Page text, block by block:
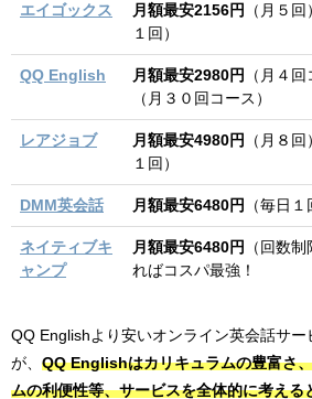
エイゴックス 月額最安2156円
（月５
１回）
QQ English 月額最安2980円
（月４
（月３０回コース）
レアジョブ 月額最安4980円
（月８
１回）
DMM英会話 月額最安6480円 （毎日１
ネイティブキ
ャンプ
月額最安6480円
（回数
ればコスパ最強！
QQ Englishより安いオンライン英会話サー
が、 QQ Englishはカリキュラムの豊富さ
ムの利便性等、サービスを全体的に考える